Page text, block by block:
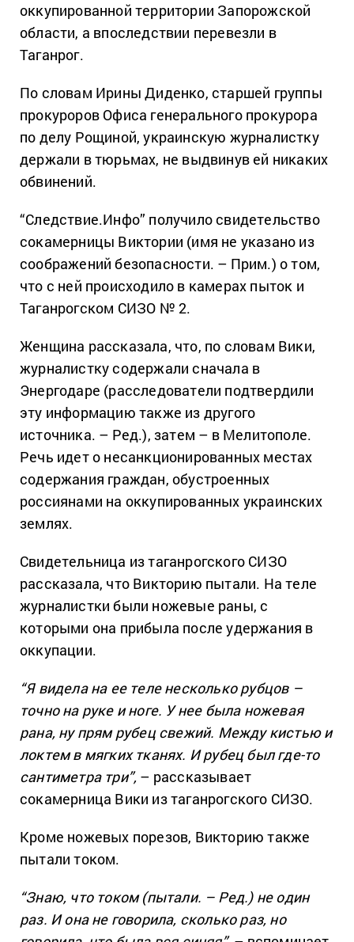
оккупированной территории Запорожской
области, а впоследствии перевезли в
Таганрог.
По словам Ирины Диденко, старшей группы
прокуроров Офиса генерального прокурора
по делу Рощиной, украинскую журналистку
держали в тюрьмах, не выдвинув ей никаких
обвинений.
“Следствие.Инфо” получило свидетельство
сокамерницы Виктории (имя не указано из
соображений безопасности. – Прим.) о том,
что с ней происходило в камерах пыток и
Таганрогском СИЗО № 2.
Женщина рассказала, что, по словам Вики,
журналистку содержали сначала в
Энергодаре (расследователи подтвердили
эту информацию также из другого
источника. – Ред.), затем – в Мелитополе.
Речь идет о несанкционированных местах
содержания граждан, обустроенных
россиянами на оккупированных украинских
землях.
Свидетельница из таганрогского СИЗО
рассказала, что Викторию пытали. На теле
журналистки были ножевые раны, с
которыми она прибыла после удержания в
оккупации.
“Я видела на ее теле несколько рубцов –
точно на руке и ноге. У нее была ножевая
рана, ну прям рубец свежий. Между кистью и
локтем в мягких тканях. И рубец был где-то
сантиметра три”, – рассказывает
сокамерница Вики из таганрогского СИЗО.
Кроме ножевых порезов, Викторию также
пытали током.
“Знаю, что током (пытали. – Ред.) не один
раз. И она не говорила, сколько раз, но